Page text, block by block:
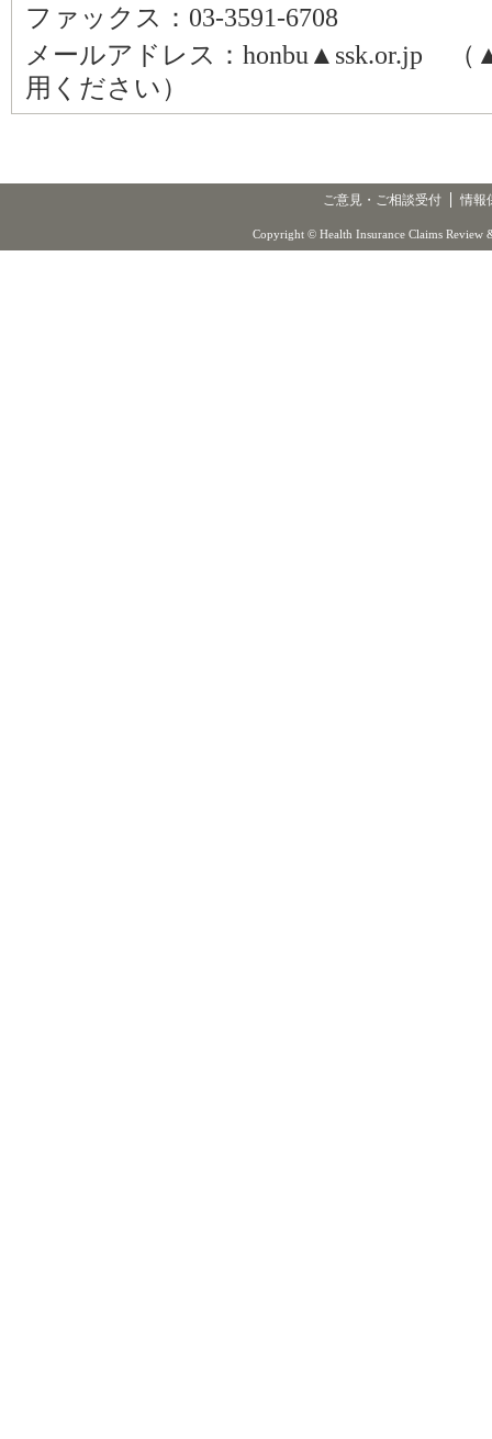
ファックス：03-3591-6708
メールアドレス：honbu▲ssk.or.jp （
用ください）
ご意見・ご相談受付 情報
Copyright © Health Insurance Claims Review